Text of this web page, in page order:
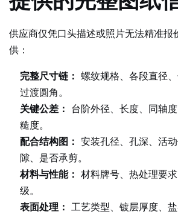
供应商仅凭口头描述或照片无法精准报
供：
完整尺寸链： 螺纹规格、各段直径、
过渡圆角。
关键公差： 台阶外径、长度、同轴
糙度。
配合结构图： 安装孔径、孔深、活
隙、是否承剪。
材料与性能： 材料牌号、热处理要
级。
表面处理： 工艺类型、镀层厚度、